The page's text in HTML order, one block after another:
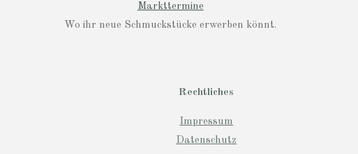
Markttermine
Wo ihr neue Schmuckstücke erwerben könnt.
Rechtliches
Impressum
Datenschutz